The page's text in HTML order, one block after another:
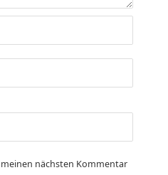
nächsten Kommentar